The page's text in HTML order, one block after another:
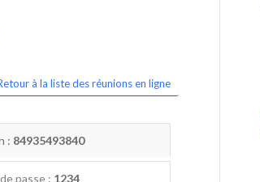
à la liste des réunions en ligne
: 84935493840
passe : 1234